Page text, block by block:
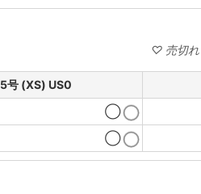
5号 (XS) US0
◯
◯